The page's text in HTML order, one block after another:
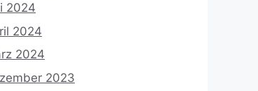
2024
2024
2024
2023